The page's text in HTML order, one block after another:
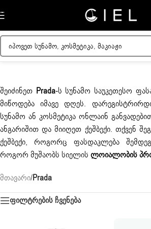
Skip to navigation
შეიძინეთ Prada-ს სუნამო საუკეთესო
მიწოდება იმავე დღეს.
სუნამო ან კოსმეტიკა ონლაინ
ანგარიშით და მიიღეთ ქეშბექი. თქვენ
ქეშბექი, როგორც ფასდაკლება შემდეგ
როგორ მუშაობს სიელის ლოიალობის
მთავარი/Prada
ფილტრების ჩვენება